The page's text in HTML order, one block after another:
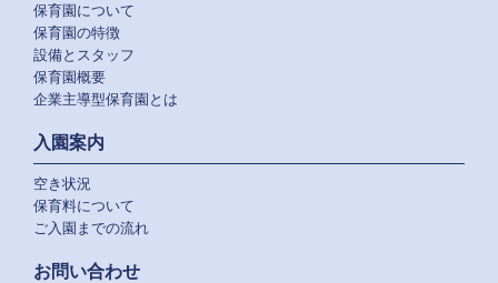
保育園について
保育園の特徴
設備とスタッフ
保育園概要
企業主導型保育園とは
入園案内
空き状況
保育料について
ご入園までの流れ
お問い合わせ